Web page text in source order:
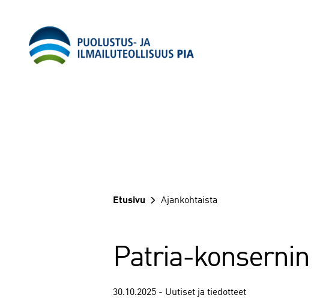
Etusivu Ajankohtaista
Patria-konsernin
30.10.2025 - Uutiset ja tiedotteet